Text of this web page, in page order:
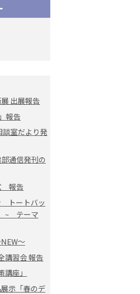
出展報告
報告
談室だより発
通信発刊の
報告
トートバッ
~ テーマ
～
習会 報告
座」
示「春のデ